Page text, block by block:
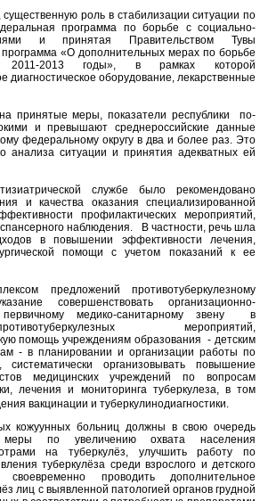
роль в стабилизации ситуации по
программа по борьбе с социально-
и принятая Правительством Тувы
программа «О дополнительных мерах по борьбе
2013 годы», в рамках которой
оборудование, лекарственные
принятые меры, показатели республики по-
и превышают среднероссийские данные
федеральному округу в два и более раз. Это
анализа ситуации и принятия адекватных ей
службе было рекомендовано
и качества оказания специализированной
профилактических мероприятий,
наблюдения. В частности, речь шла
в повышении эффективности лечения,
помощи с учетом показаний к ее
предложений противотуберкулезному
совершенствовать организационно-
медико-санитарному звену в
мероприятий,
помощь учреждениям образования - детским
- в планировании и организации работы по
организовывать повышение
медицинских учреждений по вопросам
лечения и мониторинга туберкулеза, в том
вакцинации и туберкулинодиагностики.
кожуунных больниц должны в свою очередь
меры по увеличению охвата населения
на туберкулёз, улучшить работу по
туберкулёза среди взрослого и детского
своевременно проводить дополнительное
лиц с выявленной патологией органов грудной